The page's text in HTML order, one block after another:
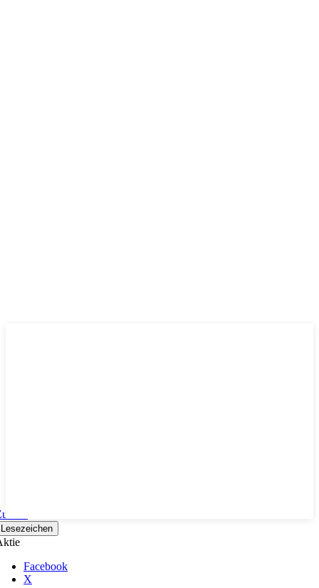
Lesezeichen
Facebook
X